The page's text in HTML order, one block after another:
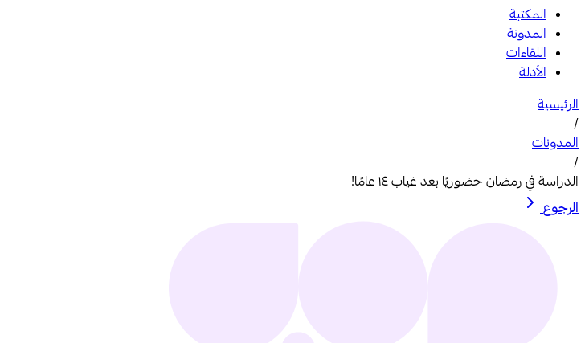
المكتبة
المدونة
اللقاءات
الأدلة
الرئيسية
/
المدونات
/
الدراسة في رمضان حضوريًا بعد غياب ١٤ عامًا!
الرجوع